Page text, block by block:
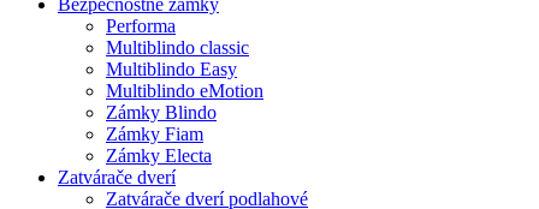
Bezpečnostné zámky
Performa
Multiblindo classic
Multiblindo Easy
Multiblindo eMotion
Zámky Blindo
Zámky Fiam
Zámky Electa
Zatvárače dverí
Zatvárače dverí podlahové